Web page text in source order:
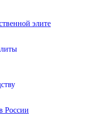
элите
России